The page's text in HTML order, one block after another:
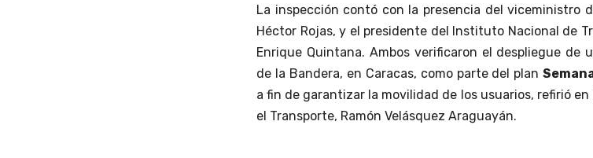
La inspección contó con la presencia del viceministro
Héctor Rojas, y el presidente del Instituto Nacional de
Enrique Quintana. Ambos verificaron el despliegue de
de la Bandera, en Caracas, como parte del plan
a fin de garantizar la movilidad de los usuarios, refirió
el Transporte, Ramón Velásquez Araguayán.